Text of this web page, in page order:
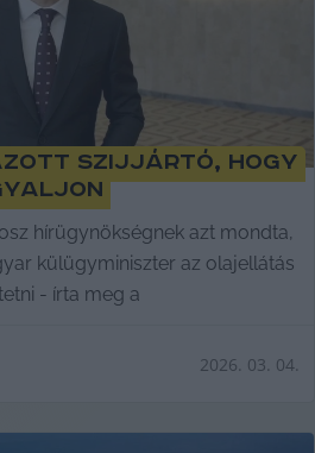
Szijjártó, hogy
hírügynökségnek azt mondta,
külügyminiszter az olajellátás
- írta meg a
2026. 03. 04.